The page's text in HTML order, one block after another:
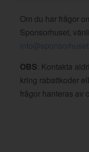
Om du har frågor
Sponsorhuset,
OBS: Kontakta
kring rabattkoder
frågor hanteras av